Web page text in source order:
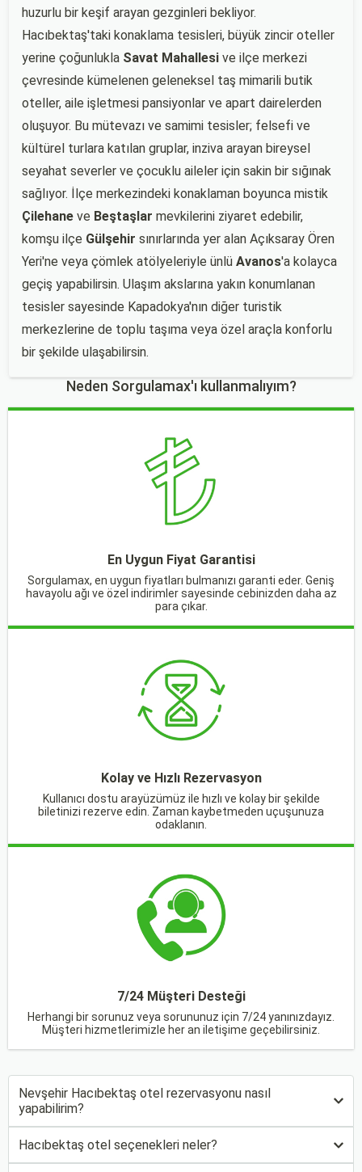
huzurlu bir keşif arayan gezginleri bekliyor.
Hacıbektaş'taki konaklama tesisleri, büyük zincir oteller
yerine çoğunlukla Savat Mahallesi ve ilçe merkezi
çevresinde kümelenen geleneksel taş mimarili butik
oteller, aile işletmesi pansiyonlar ve apart dairelerden
oluşuyor. Bu mütevazı ve samimi tesisler; felsefi ve
kültürel turlara katılan gruplar, inziva arayan bireysel
seyahat severler ve çocuklu aileler için sakin bir sığınak
sağlıyor. İlçe merkezindeki konaklaman boyunca mistik
Çilehane ve Beştaşlar mevkilerini ziyaret edebilir,
komşu ilçe Gülşehir sınırlarında yer alan Açıksaray Ören
Yeri'ne veya çömlek atölyeleriyle ünlü Avanos'a kolayca
geçiş yapabilirsin. Ulaşım akslarına yakın konumlanan
tesisler sayesinde Kapadokya'nın diğer turistik
merkezlerine de toplu taşıma veya özel araçla konforlu
bir şekilde ulaşabilirsin.
Neden Sorgulamax'ı kullanmalıyım?
En Uygun Fiyat Garantisi
Sorgulamax, en uygun fiyatları bulmanızı garanti eder. Geniş
havayolu ağı ve özel indirimler sayesinde cebinizden daha az
para çıkar.
Kolay ve Hızlı Rezervasyon
Kullanıcı dostu arayüzümüz ile hızlı ve kolay bir şekilde
biletinizi rezerve edin. Zaman kaybetmeden uçuşunuza
odaklanın.
7/24 Müşteri Desteği
Herhangi bir sorunuz veya sorununuz için 7/24 yanınızdayız.
Müşteri hizmetlerimizle her an iletişime geçebilirsiniz.
Nevşehir Hacıbektaş otel rezervasyonu nasıl
yapabilirim?
Hacıbektaş otel seçenekleri neler?